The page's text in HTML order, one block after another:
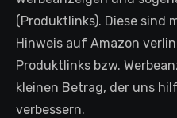
(Produktlinks). Diese sind
Hinweis auf Amazon
Produktlinks bzw.
kleinen Betrag, der uns
verbessern.